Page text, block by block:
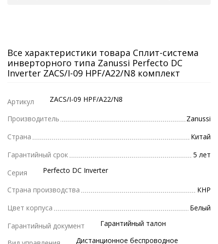
Все характеристики товара Сплит-система
инверторного типа Zanussi Perfecto DC
Inverter ZACS/I-09 HPF/A22/N8 комплект
Артикул ZACS/I-09 HPF/A22/N8
Производитель
Zanussi
Страна
Китай
Гарантийный срок
5 лет
Серия
Perfecto DC Inverter
Страна производства
КНР
Цвет корпуса
Белый
Гарантийный документ
Гарантийный талон
Дистанционное беспроводное